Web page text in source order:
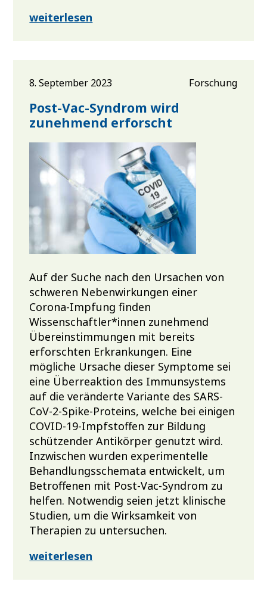
weiterlesen
8. September 2023 Forschung
Post-Vac-Syndrom wird
zunehmend erforscht
Auf der Suche nach den Ursachen von
schweren Nebenwirkungen einer
Corona-Impfung finden
Wissenschaftler*innen zunehmend
Übereinstimmungen mit bereits
erforschten Erkrankungen. Eine
mögliche Ursache dieser Symptome sei
eine Überreaktion des Immunsystems
auf die veränderte Variante des SARS-
CoV-2-Spike-Proteins, welche bei einigen
COVID-19-Impfstoffen zur Bildung
schützender Antikörper genutzt wird.
Inzwischen wurden experimentelle
Behandlungsschemata entwickelt, um
Betroffenen mit Post-Vac-Syndrom zu
helfen. Notwendig seien jetzt klinische
Studien, um die Wirksamkeit von
Therapien zu untersuchen.
weiterlesen